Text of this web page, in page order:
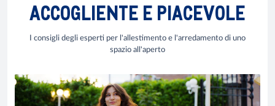
ACCOGLIENTE E PIACEVOLE
I consigli degli esperti per l'allestimento e l'arredamento di uno
spazio all'aperto